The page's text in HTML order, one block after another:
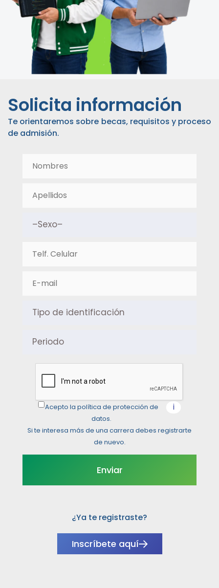
Solicita información
Te orientaremos sobre becas, requisitos y proceso
de admisión.
Acepto la política de protección de
datos.
i
Si te interesa más de una carrera debes registrarte
de nuevo.
¿Ya te registraste?
Inscríbete aquí